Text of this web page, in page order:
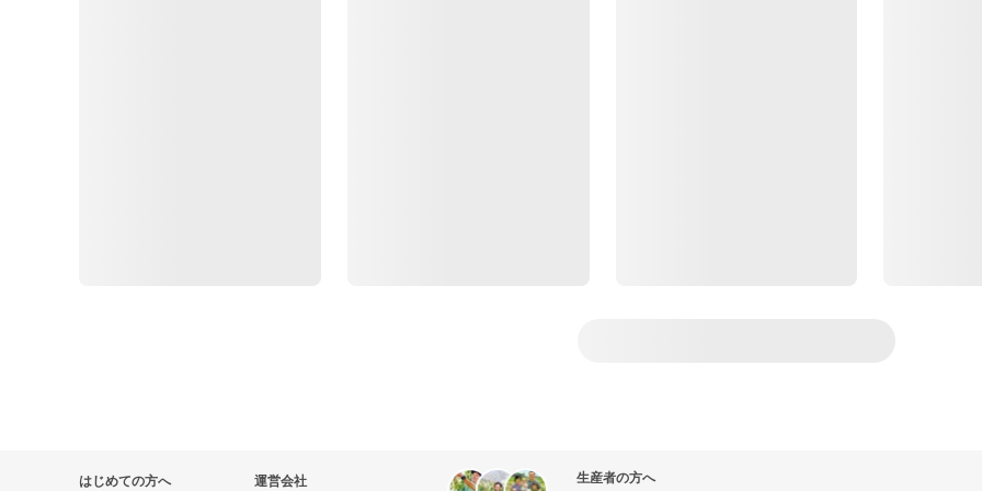
はじめての方へ 運営会社 生産者の方へ